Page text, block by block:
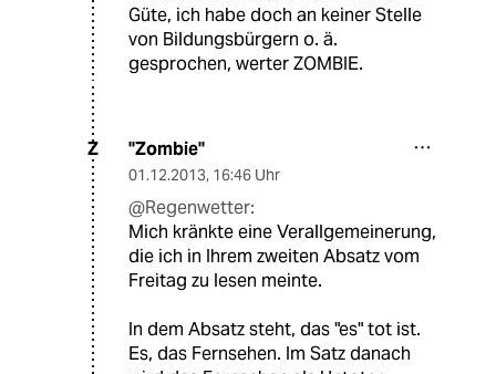
Güte, ich habe doch an keiner Stelle
von Bildungsbürgern o. ä.
gesprochen, werter ZOMBIE.
Z ''Zombie''
01.12.2013, 16:46 Uhr
@Regenwetter:
Mich kränkte eine Verallgemeinerung,
die ich in Ihrem zweiten Absatz vom
Freitag zu lesen meinte.
In dem Absatz steht, das "es" tot ist.
Es, das Fernsehen. Im Satz danach